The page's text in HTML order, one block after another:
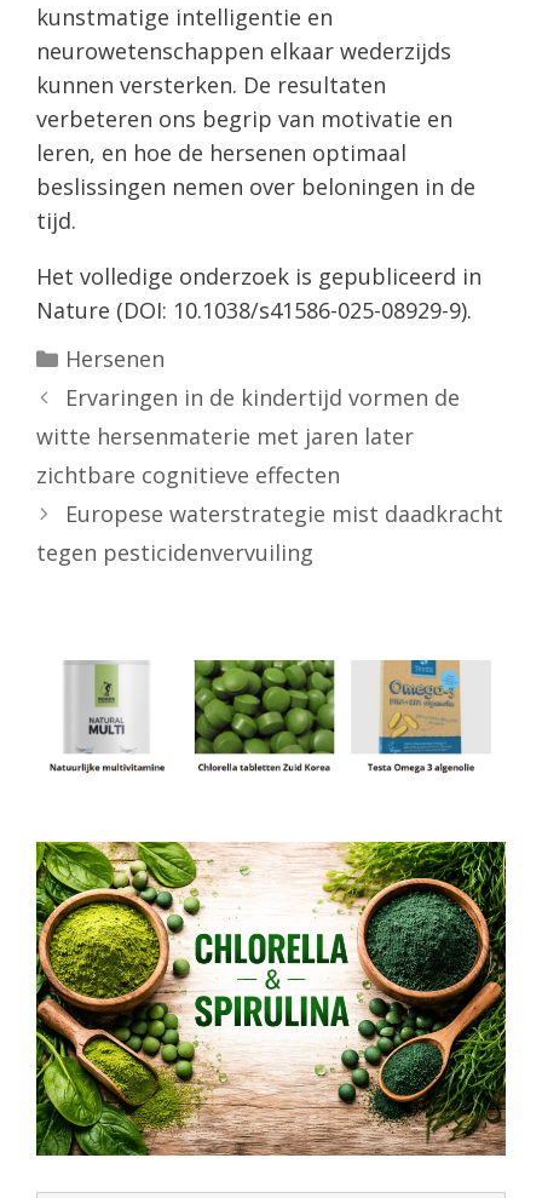
kunstmatige intelligentie en
neurowetenschappen elkaar wederzijds
kunnen versterken. De resultaten
verbeteren ons begrip van motivatie en
leren, en hoe de hersenen optimaal
beslissingen nemen over beloningen in de
tijd.
Het volledige onderzoek is gepubliceerd in
Nature (DOI: 10.1038/s41586-025-08929-9).
Categorieën
Hersenen
Ervaringen in de kindertijd vormen de
witte hersenmaterie met jaren later
zichtbare cognitieve effecten
Europese waterstrategie mist daadkracht
tegen pesticidenvervuiling